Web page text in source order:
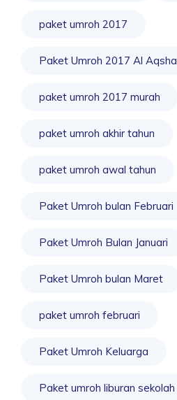
paket umroh 2017
Paket Umroh 2017 Al Aqsha
paket umroh 2017 murah
paket umroh akhir tahun
paket umroh awal tahun
Paket Umroh bulan Februari
Paket Umroh Bulan Januari
Paket Umroh bulan Maret
paket umroh februari
Paket Umroh Keluarga
Paket umroh liburan sekolah